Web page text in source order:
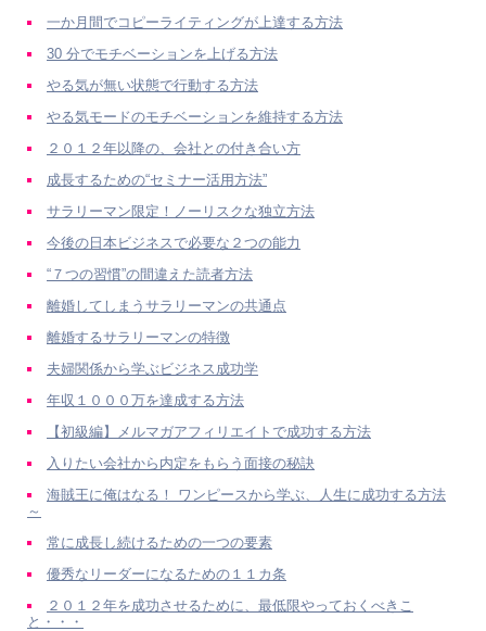
一か月間でコピーライティングが上達する方法
30 分でモチベーションを上げる方法
やる気が無い状態で行動する方法
やる気モードのモチベーションを維持する方法
２０１２年以降の、会社との付き合い方
成長するための“セミナー活用方法”
サラリーマン限定！ノーリスクな独立方法
今後の日本ビジネスで必要な２つの能力
“７つの習慣”の間違えた読者方法
離婚してしまうサラリーマンの共通点
離婚するサラリーマンの特徴
夫婦関係から学ぶビジネス成功学
年収１０００万を達成する方法
【初級編】メルマガアフィリエイトで成功する方法
入りたい会社から内定をもらう面接の秘訣
海賊王に俺はなる！ ワンピースから学ぶ、人生に成功する方法
～
常に成長し続けるための一つの要素
優秀なリーダーになるための１１カ条
２０１２年を成功させるために、最低限やっておくべきこ
と・・・